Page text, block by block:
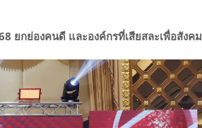
ยกย่องคนดี และองค์กรที่เสียสละเพื่อสังคม